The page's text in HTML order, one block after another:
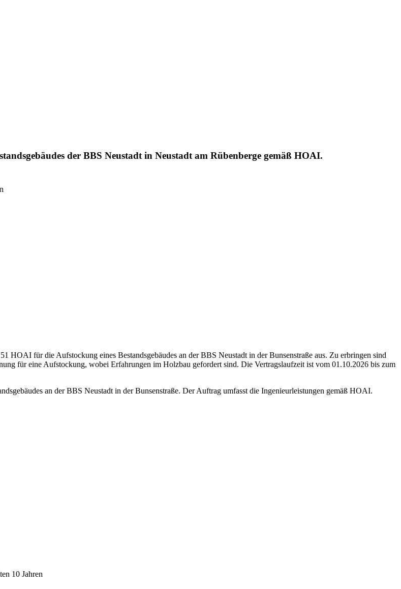
der BBS Neustadt in Neustadt am Rübenberge gemäß HOAI.
HOAI für die Aufstockung eines Bestandsgebäudes an der BBS Neustadt in der Bunsenstraße aus. Zu erbringen sind
für eine Aufstockung, wobei Erfahrungen im Holzbau gefordert sind. Die Vertragslaufzeit ist vom 01.10.2026 bis zum
an der BBS Neustadt in der Bunsenstraße. Der Auftrag umfasst die Ingenieurleistungen gemäß HOAI.
10 Jahren